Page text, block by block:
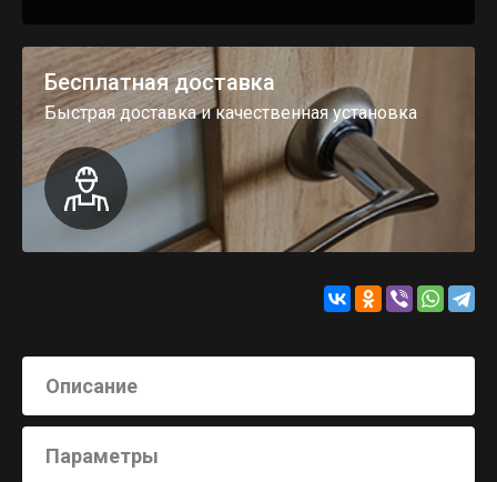
Бесплатная доставка
Быстрая доставка и качественная установка
Описание
Параметры